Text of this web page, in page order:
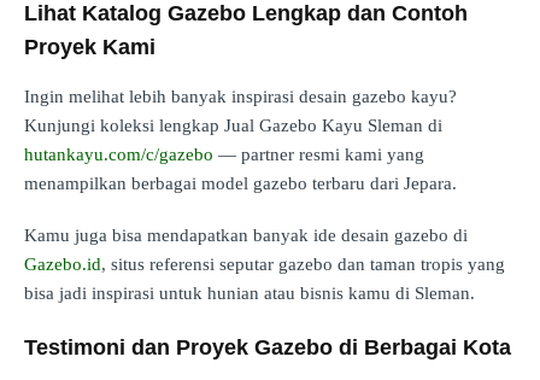
Lihat Katalog Gazebo Lengkap dan Contoh
Proyek Kami
Ingin melihat lebih banyak inspirasi desain gazebo kayu?
Kunjungi koleksi lengkap Jual Gazebo Kayu Sleman di
hutankayu.com/c/gazebo — partner resmi kami yang
menampilkan berbagai model gazebo terbaru dari Jepara.
Kamu juga bisa mendapatkan banyak ide desain gazebo di
Gazebo.id, situs referensi seputar gazebo dan taman tropis yang
bisa jadi inspirasi untuk hunian atau bisnis kamu di Sleman.
Testimoni dan Proyek Gazebo di Berbagai Kota